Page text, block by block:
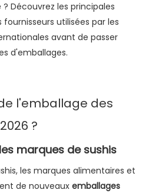
de production comprennent
sécurité alimentaire
Découvrez les principales
utilisées par les
avant de passer
d'emballages.
l'emballage des
?
marques de sushis
les marques alimentaires et
de nouveaux emballages